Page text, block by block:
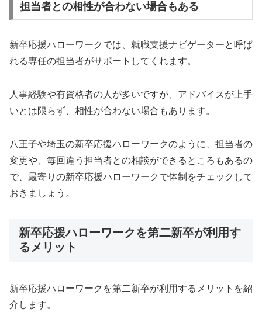
担当者との相性が合わない場合もある
新卒応援ハローワークでは、就職支援ナビゲーターと呼ば
れる専任の担当者がサポートしてくれます。
人事経験や有資格者の人が多いですが、アドバイスが上手
いとは限らず、相性が合わない場合もあります。
八王子や埼玉の新卒応援ハローワークのように、担当者の
変更や、毎回違う担当者との相談ができるところもあるの
で、最寄りの新卒応援ハローワークで体制をチェックして
おきましょう。
新卒応援ハローワークを第二新卒が利用す
るメリット
新卒応援ハローワークを第二新卒が利用するメリットを紹
介します。